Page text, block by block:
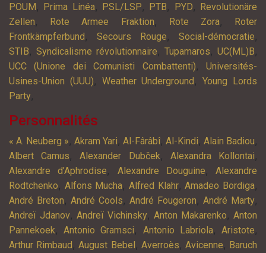
POUM , Prima Linéa, PSL/LSP, PTB, PYD,
Revolutionäre
Zellen, Rote Armee Fraktion, Rote Zora,
Roter
Frontkämpferbund , Secours Rouge, Social-démocratie,
STIB, Syndicalisme révolutionnaire, Tupamaros, UC(ML)B,
UCC (Unione dei Comunisti Combattenti),Universités-
Usines-Union (UUU), Weather Underground ,Young Lords
Party,
Personnalités
« A. Neuberg », Akram Yari, Al-Fârâbî, Al-Kindi, Alain Badiou,
Albert Camus,Alexander Dubček, Alexandra Kollontai,
Alexandre d’Aphrodise, Alexandre Douguine, Alexandre
Rodtchenko, Alfons Mucha,Alfred Klahr,Amadeo Bordiga,
André Breton, André Cools, André Fougeron, André Marty,
Andreï Jdanov, Andreï Vichinsky, Anton Makarenko, Anton
Pannekoek,Antonio Gramsci, Antonio Labriola,Aristote,
Arthur Rimbaud ,August Bebel , Averroès, Avicenne, Baruch